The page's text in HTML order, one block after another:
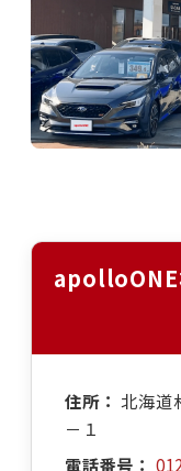
apolloONE
住所：北海道
－１
電話番号：